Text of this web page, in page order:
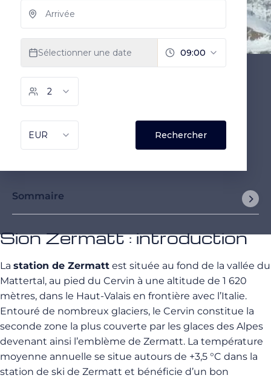
Sommaire
Sion Zermatt : introduction
La station de Zermatt est située au fond de la vallée du
Mattertal, au pied du Cervin à une altitude de 1 620
mètres, dans le Haut-Valais en frontière avec l’Italie.
Entouré de nombreux glaciers, le Cervin constitue la
seconde zone la plus couverte par les glaces des Alpes
devenant ainsi l’emblème de Zermatt. La température
moyenne annuelle se situe autours de +3,5 °C dans la
station de ski de Zermatt et bénéficie d’un bon